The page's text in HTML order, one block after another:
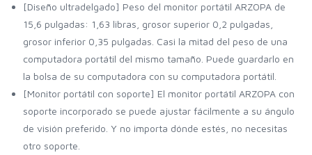
[Diseño ultradelgado] Peso del monitor portátil ARZOPA de
15,6 pulgadas: 1,63 libras, grosor superior 0,2 pulgadas,
grosor inferior 0,35 pulgadas. Casi la mitad del peso de una
computadora portátil del mismo tamaño. Puede guardarlo en
la bolsa de su computadora con su computadora portátil.
[Monitor portátil con soporte] El monitor portátil ARZOPA con
soporte incorporado se puede ajustar fácilmente a su ángulo
de visión preferido. Y no importa dónde estés, no necesitas
otro soporte.